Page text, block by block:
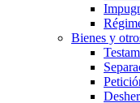
Bienes y